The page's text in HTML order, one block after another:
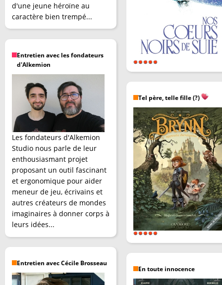
d'une jeune héroïne au
caractère bien trempé...
Entretien avec les fondateurs
d'Alkemion
Les fondateurs d'Alkemion
Studio nous parle de leur
enthousiasmant projet
proposant un outil fascinant
et ergonomique pour aider
meneur de jeu, écrivains et
autres créateurs de mondes
imaginaires à donner corps à
leurs idées...
Entretien avec Cécile Brosseau
Tel père, telle fille (?)
En toute innocence